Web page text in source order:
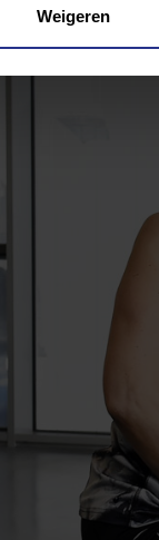
Weigeren